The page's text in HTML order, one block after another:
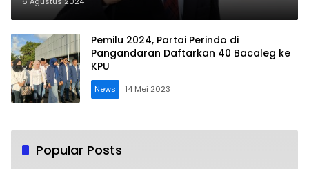
Pemilu 2024, Partai Perindo di
Pangandaran Daftarkan 40 Bacaleg ke
KPU
News 14 Mei 2023
Popular Posts